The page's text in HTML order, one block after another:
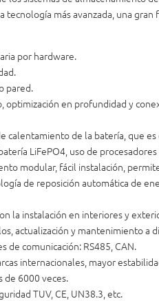
tecnología más avanzada, una
por hardware.
pared.
optimización en profundidad y
calentamiento de la batería, que
LiFePO4, uso de
modular, fácil instalación,
de reposición automática de
la instalación en interiores y
actualización y mantenimiento a
de comunicación: RS485, CAN.
internacionales, mayor
de 6000 veces.
TUV, CE, UN38.3, etc.